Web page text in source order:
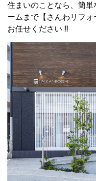
住まいのことなら、簡
ームまで【さんわリフ
お任せください !!